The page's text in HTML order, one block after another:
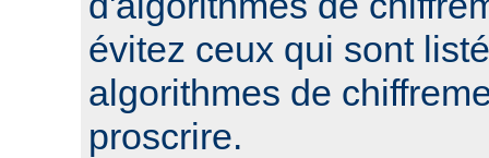
évitez ceux qui sont
algorithmes de
proscrire.